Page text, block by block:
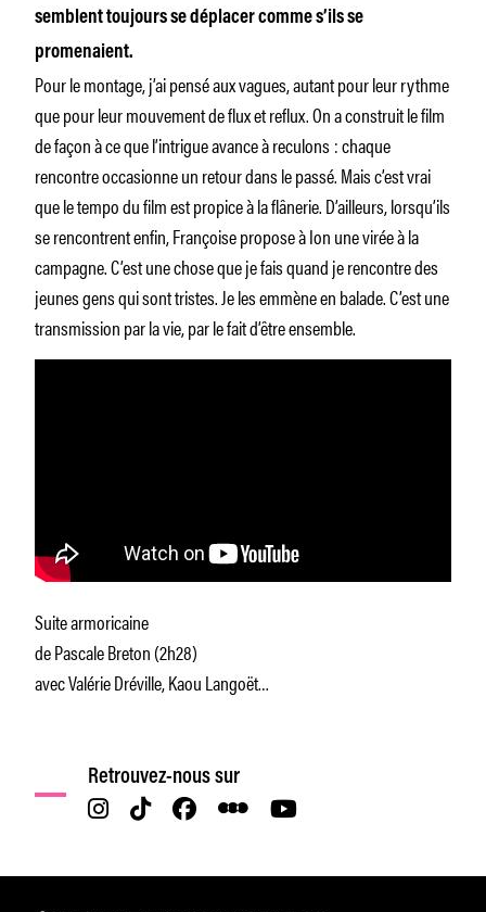
semblent toujours se déplacer comme s’ils se
promenaient.
Pour le montage, j’ai pensé aux vagues, autant pour leur rythme
que pour leur mouvement de flux et reflux. On a construit le film
de façon à ce que l’intrigue avance à reculons : chaque
rencontre occasionne un retour dans le passé. Mais c’est vrai
que le tempo du film est propice à la flânerie. D’ailleurs, lorsqu’ils
se rencontrent enfin, Françoise propose à Ion une virée à la
campagne. C’est une chose que je fais quand je rencontre des
jeunes gens qui sont tristes. Je les emmène en balade. C’est une
transmission par la vie, par le fait d’être ensemble.
Suite armoricaine
de Pascale Breton (2h28)
avec Valérie Dréville, Kaou Langoët…
Retrouvez-nous sur